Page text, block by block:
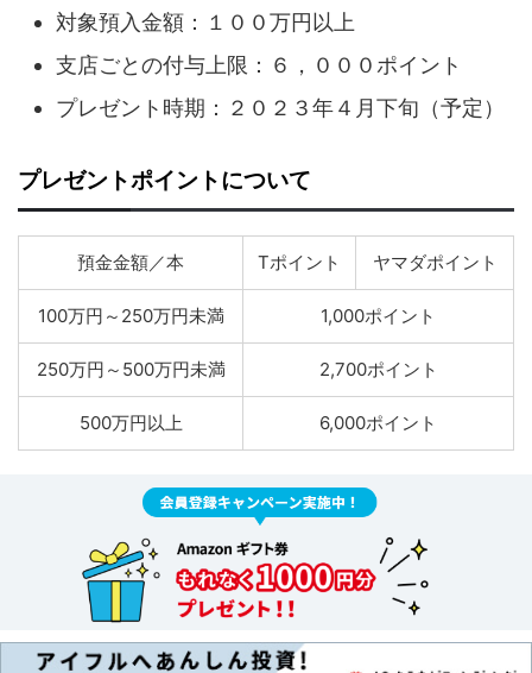
対象預入金額：１００万円以上
支店ごとの付与上限：６，０００ポイント
プレゼント時期：２０２３年４月下旬（予定）
プレゼントポイントについて
預金金額／本 Tポイント ヤマダポイント
100万円～250万円未満 1,000ポイント
250万円～500万円未満 2,700ポイント
500万円以上 6,000ポイント